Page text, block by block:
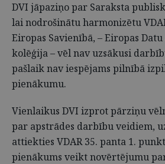
DVI jāpaziņo par Saraksta
lai nodrošinātu harmonizētu
Eiropas Savienībā, – Eiropas
kolēģija – vēl nav uzsākusi
pašlaik nav iespējams pilnībā
pienākumu.
Vienlaikus DVI izprot pārziņu
par apstrādes darbību veidiem,
attiekties VDAR 35. panta 1.
pienākums veikt novērtējumu